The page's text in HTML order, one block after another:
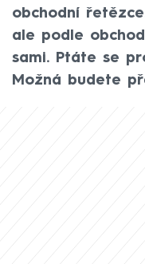
obchodní
ale podle
sami. Ptáte se
Možná budete